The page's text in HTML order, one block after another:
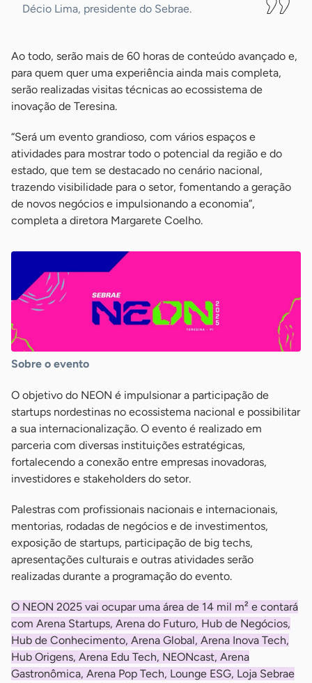
Décio Lima, presidente do Sebrae.
Ao todo, serão mais de 60 horas de conteúdo avançado e,
para quem quer uma experiência ainda mais completa,
serão realizadas visitas técnicas ao ecossistema de
inovação de Teresina.
“Será um evento grandioso, com vários espaços e
atividades para mostrar todo o potencial da região e do
estado, que tem se destacado no cenário nacional,
trazendo visibilidade para o setor, fomentando a geração
de novos negócios e impulsionando a economia”,
completa a diretora Margarete Coelho.
Sobre o evento
O objetivo do NEON é impulsionar a participação de
startups nordestinas no ecossistema nacional e possibilitar
a sua internacionalização. O evento é realizado em
parceria com diversas instituições estratégicas,
fortalecendo a conexão entre empresas inovadoras,
investidores e stakeholders do setor.
Palestras com profissionais nacionais e internacionais,
mentorias, rodadas de negócios e de investimentos,
exposição de startups, participação de big techs,
apresentações culturais e outras atividades serão
realizadas durante a programação do evento.
O NEON 2025 vai ocupar uma área de 14 mil m² e contará
com Arena Startups, Arena do Futuro, Hub de Negócios,
Hub de Conhecimento, Arena Global, Arena Inova Tech,
Hub Origens, Arena Edu Tech, NEONcast, Arena
Gastronômica, Arena Pop Tech, Lounge ESG, Loja Sebrae